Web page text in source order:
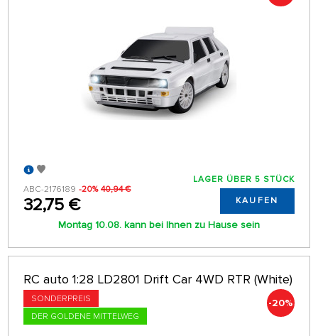
ABC-2176189 -20% 40,94 €
32,75 €
LAGER ÜBER 5 STÜCK
KAUFEN
Montag 10.08. kann bei Ihnen zu Hause sein
RC auto 1:28 LD2801 Drift Car 4WD RTR (White)
SONDERPREIS
DER GOLDENE MITTELWEG
-20%